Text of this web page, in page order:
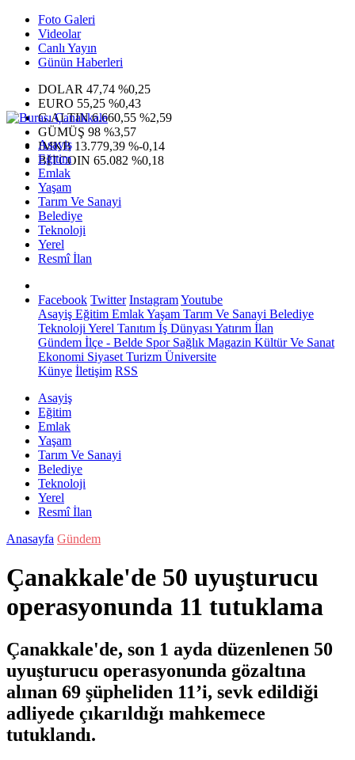
Foto Galeri
Videolar
Canlı Yayın
Günün Haberleri
DOLAR 47,74 %0,25
EURO 55,25 %0,43
G.ALTIN6.660,55 %2,59
GÜMÜŞ 98 %3,57
IMKB 13.779,39 %-0,14
BITCOIN 65.082 %0,18
Asayiş
Eğitim
Emlak
Yaşam
Tarım Ve Sanayi
Belediye
Teknoloji
Yerel
Resmî İlan
Facebook Twitter InstagramYoutube
Asayiş Eğitim EmlakYaşam Tarım Ve Sanayi Belediye
Teknoloji Yerel Tanıtım İş Dünyası Yatırım İlan
Gündem İlçe - Belde SporSağlık Magazin Kültür Ve Sanat
Ekonomi Siyaset Turizm Üniversite
Künye İletişim RSS
Asayiş
Eğitim
Emlak
Yaşam
Tarım Ve Sanayi
Belediye
Teknoloji
Yerel
Resmî İlan
Anasayfa Gündem
Çanakkale'de 50 uyuşturucu
operasyonunda 11 tutuklama
Çanakkale'de, son 1 ayda düzenlenen 50
uyuşturucu operasyonunda gözaltına
alınan 69 şüpheliden 11’i, sevk edildiği
adliyede çıkarıldığı mahkemece
tutuklandı.